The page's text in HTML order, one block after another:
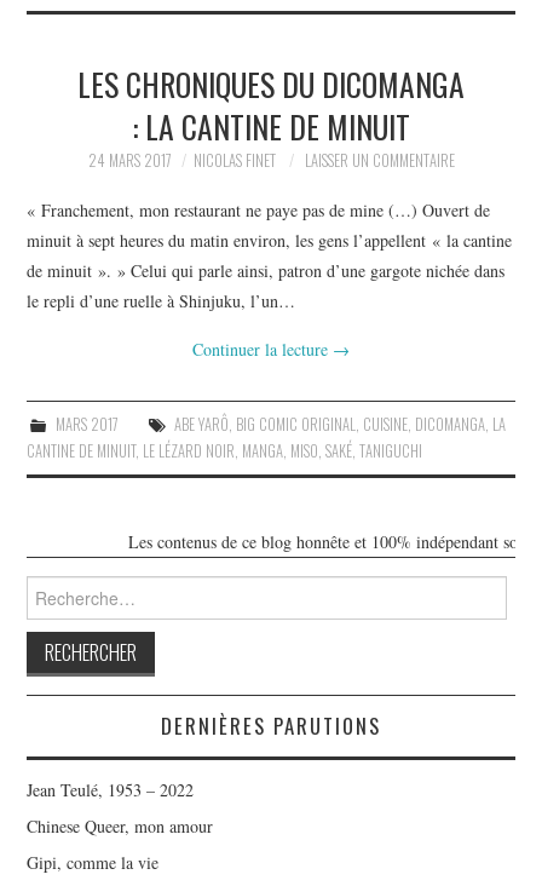
LES CHRONIQUES DU DICOMANGA
: LA CANTINE DE MINUIT
24 MARS 2017 NICOLAS FINET LAISSER UN COMMENTAIRE
« Franchement, mon restaurant ne paye pas de mine (…) Ouvert de
minuit à sept heures du matin environ, les gens l’appellent « la cantine
de minuit ». » Celui qui parle ainsi, patron d’une gargote nichée dans
le repli d’une ruelle à Shinjuku, l’un…
Continuer la lecture →
MARS 2017 ABE YARÔ, BIG COMIC ORIGINAL, CUISINE, DICOMANGA, LA
CANTINE DE MINUIT, LE LÉZARD NOIR, MANGA, MISO,SAKÉ,TANIGUCHI
Les contenus de ce blog honnête et 100% indépendant sont
Rechercher :
DERNIÈRES PARUTIONS
Jean Teulé, 1953 – 2022
Chinese Queer, mon amour
Gipi, comme la vie